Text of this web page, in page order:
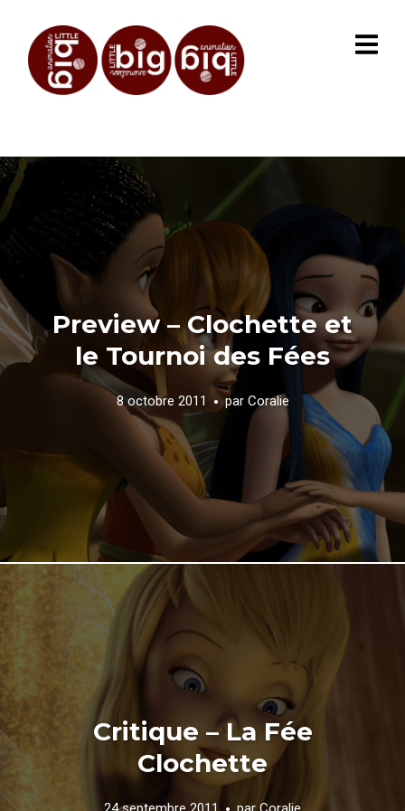
Preview – Clochette et
le Tournoi des Fées
8 octobre 2011 par Coralie
Critique – La Fée
Clochette